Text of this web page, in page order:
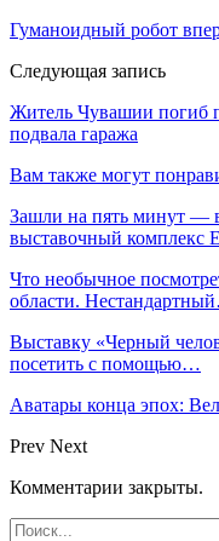
Гуманоидный робот
Следующая запись
Житель Чувашии погиб
подвала гаража
Вам также могут
Зашли на пять минут —
выставочный комплекс
Что необычное
области.
Выставку «Черный
посетить с помощью…
Аватары конца эпох:
Prev Next
Комментарии закрыты.